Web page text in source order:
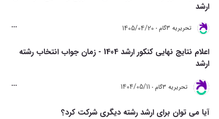
ارشد
تحريريه 3گام 1405/04/20
اعلام نتایج نهایی کنکور ارشد 1404 - زمان جواب انتخاب رشته
ارشد
تحريريه 3گام 1404/05/11
آیا می توان برای ارشد رشته دیگری شرکت کرد؟